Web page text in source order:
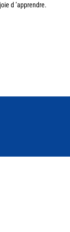
d ’apprendre.